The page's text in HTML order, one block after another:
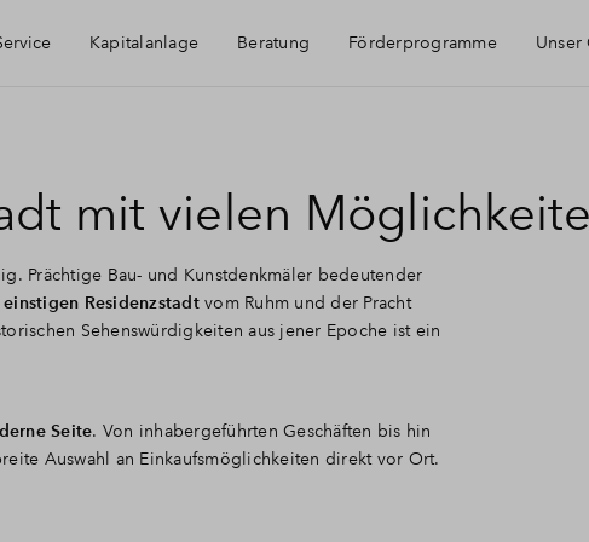
Anmeldung
Kapitalanlage Beratung Förderprogramme Unser
mit vielen
Prächtige Bau- und Kunstdenkmäler bedeutender
einstigen Residenzstadtvom Ruhm und der Pracht
Sehenswürdigkeiten aus jener Epoche ist ein
Seite. Von inhabergeführten Geschäften bis hin
Auswahl an Einkaufsmöglichkeiten direkt vor Ort.